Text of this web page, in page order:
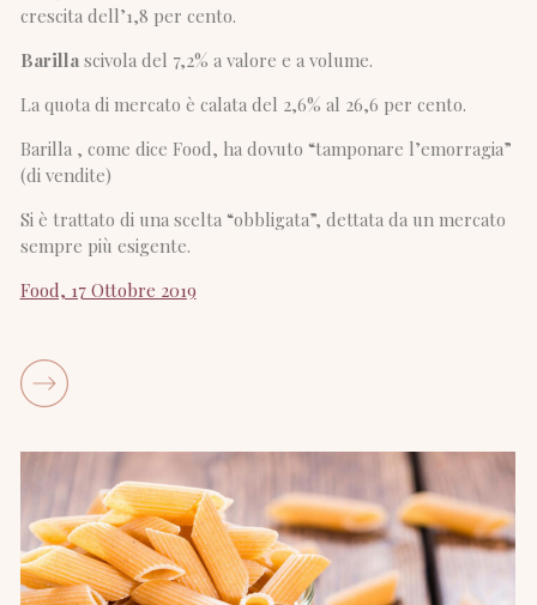
crescita dell’1,8 per cento.
Barillascivola del 7,2% a valore e a volume.
La quota di mercato è calata del 2,6% al 26,6 per cento.
Barilla , come dice Food, ha dovuto “tamponare l’emorragia”
(di vendite)
Si è trattato di una scelta “obbligata”, dettata da un mercato
sempre più esigente.
Food, 17 Ottobre 2019